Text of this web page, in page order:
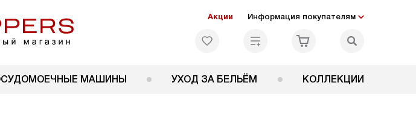
Акции Информация покупателям
МАШИНЫ УХОД ЗА БЕЛЬЁМ КОЛЛЕКЦИИ